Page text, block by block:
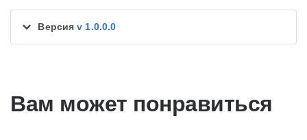
Версияv 1.0.0.0
Вам может понравиться